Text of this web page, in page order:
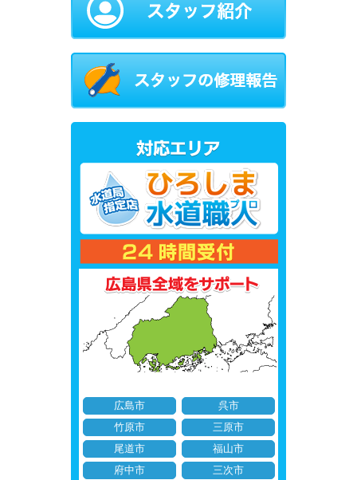
広島市
呉市
竹原市
三原市
尾道市
福山市
府中市
三次市